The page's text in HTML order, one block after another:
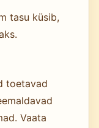
tasu küsib,
toetavad
Vaata